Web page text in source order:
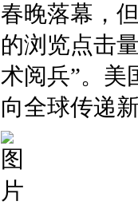
春晚落幕，
的浏览点击
术阅兵”。美
向全球传递